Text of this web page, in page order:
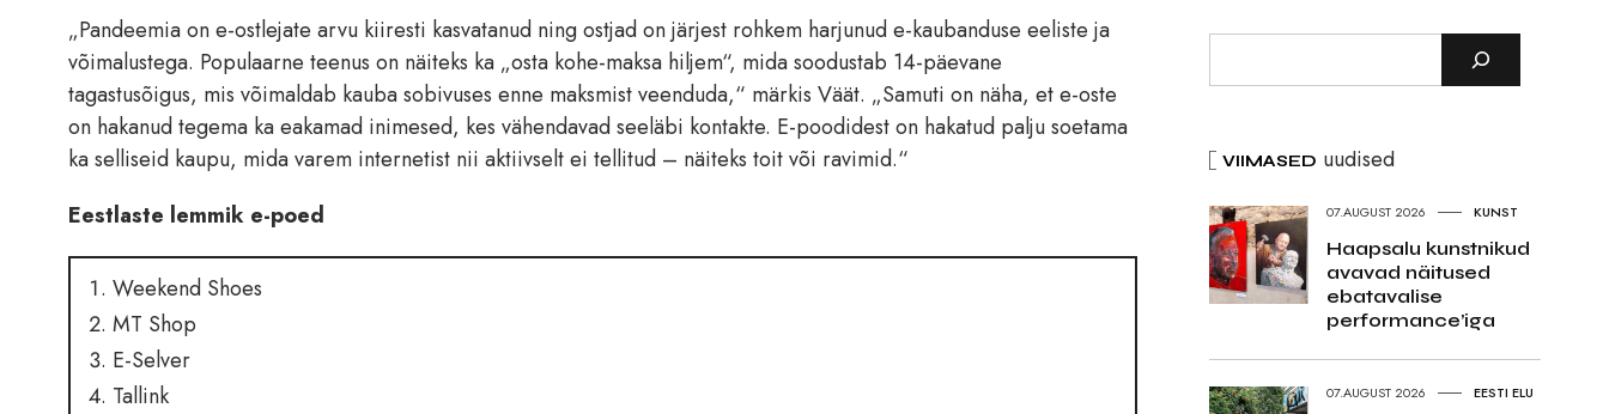
„Pandeemia on e-ostlejate arvu kiiresti kasvatanud ning ostjad on järjest rohkem harjunud e-kaubanduse eeliste ja
võimalustega. Populaarne teenus on näiteks ka „osta kohe-maksa hiljem“, mida soodustab 14-päevane
tagastusõigus, mis võimaldab kauba sobivuses enne maksmist veenduda,“ märkis Väät. „Samuti on näha, et e-oste
on hakanud tegema ka eakamad inimesed, kes vähendavad seeläbi kontakte. E-poodidest on hakatud palju soetama
ka selliseid kaupu, mida varem internetist nii aktiivselt ei tellitud – näiteks toit või ravimid.“
Eestlaste lemmik e-poed
Weekend Shoes
MT Shop
E-Selver
Tallink
VIIMASED uudised
07.AUGUST 2026 KUNST
Haapsalu kunstnikud
avavad näitused
ebatavalise
performance’iga
07.AUGUST 2026 EESTI ELU